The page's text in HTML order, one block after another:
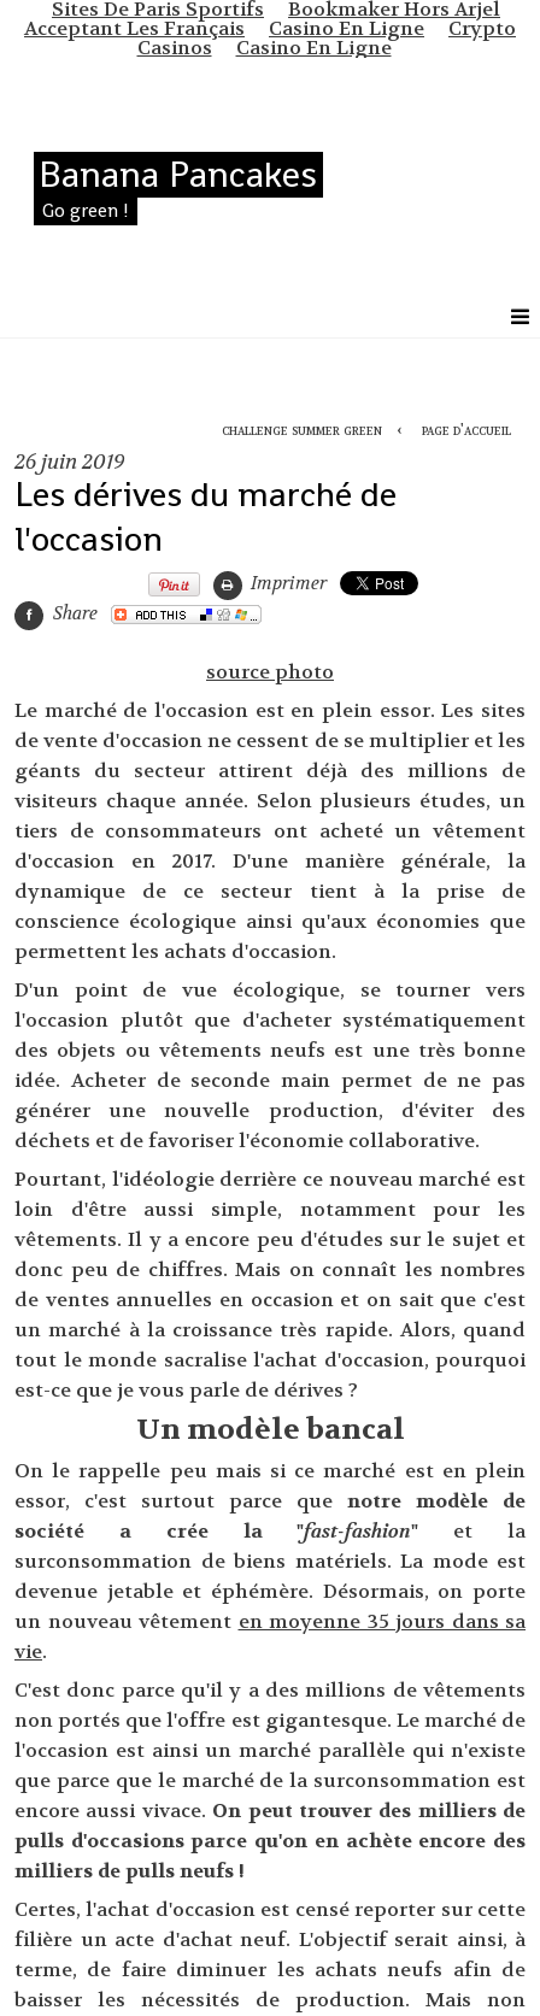
Sites De Paris Sportifs Bookmaker Hors Arjel
Acceptant Les Français Casino En Ligne Crypto
Casinos Casino En Ligne
Banana Pancakes
Go green !
challenge summer green page d'accueil
26juin 2019
Les dérives du marché de
l'occasion
Imprimer
Share
source photo
Le marché de l'occasion est en plein essor. Les sites
de vente d'occasion ne cessent de se multiplier et les
géants du secteur attirent déjà des millions de
visiteurs chaque année. Selon plusieurs études, un
tiers de consommateurs ont acheté un vêtement
d'occasion en 2017. D'une manière générale, la
dynamique de ce secteur tient à la prise de
conscience écologique ainsi qu'aux économies que
permettent les achats d'occasion.
D'un point de vue écologique, se tourner vers
l'occasion plutôt que d'acheter systématiquement
des objets ou vêtements neufs est une très bonne
idée. Acheter de seconde main permet de ne pas
générer une nouvelle production, d'éviter des
déchets et de favoriser l'économie collaborative.
Pourtant, l'idéologie derrière ce nouveau marché est
loin d'être aussi simple, notamment pour les
vêtements. Il y a encore peu d'études sur le sujet et
donc peu de chiffres. Mais on connaît les nombres
de ventes annuelles en occasion et on sait que c'est
un marché à la croissance très rapide. Alors, quand
tout le monde sacralise l'achat d'occasion, pourquoi
est-ce que je vous parle de dérives ?
Un modèle bancal
On le rappelle peu mais si ce marché est en plein
essor, c'est surtout parce que notre modèle de
société a crée la "fast-fashion" et la
surconsommation de biens matériels. La mode est
devenue jetable et éphémère. Désormais, on porte
un nouveau vêtement en moyenne 35 jours dans sa
vie.
C'est donc parce qu'il y a des millions de vêtements
non portés que l'offre est gigantesque. Le marché de
l'occasion est ainsi un marché parallèle qui n'existe
que parce que le marché de la surconsommation est
encore aussi vivace. On peut trouver des milliers de
pulls d'occasions parce qu'on en achète encore des
milliers de pulls neufs !
Certes, l'achat d'occasion est censé reporter sur cette
filière un acte d'achat neuf. L'objectif serait ainsi, à
terme, de faire diminuer les achats neufs afin de
baisser les nécessités de production. Mais non